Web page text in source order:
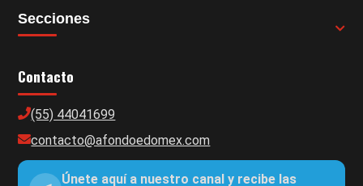
Secciones
Contacto
(55) 44041699
contacto@afondoedomex.com
Únete aquí a nuestro canal y recibe las